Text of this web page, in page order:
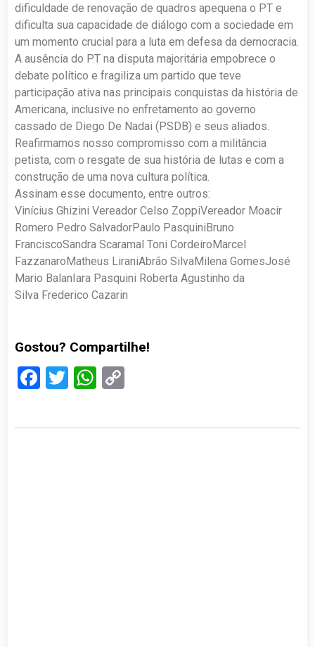
dificuldade de renovação de quadros apequena o PT e
dificulta sua capacidade de diálogo com a sociedade em
um momento crucial para a luta em defesa da democracia.
A ausência do PT na disputa majoritária empobrece o
debate político e fragiliza um partido que teve
participação ativa nas principais conquistas da história de
Americana, inclusive no enfretamento ao governo
cassado de Diego De Nadai (PSDB) e seus aliados.
Reafirmamos nosso compromisso com a militância
petista, com o resgate de sua história de lutas e com a
construção de uma nova cultura política.
Assinam esse documento, entre outros:
Vinícius Ghizini Vereador Celso ZoppiVereador Moacir
Romero Pedro SalvadorPaulo PasquiniBruno
FranciscoSandra Scaramal Toni CordeiroMarcel
FazzanaroMatheus LiraniAbrão SilvaMilena GomesJosé
Mario BalanIara Pasquini Roberta Agustinho da
Silva Frederico Cazarin
Gostou? Compartilhe!
Facebook
TwitterWhatsApp